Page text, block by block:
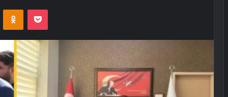
Odnoklassniki
Pocket